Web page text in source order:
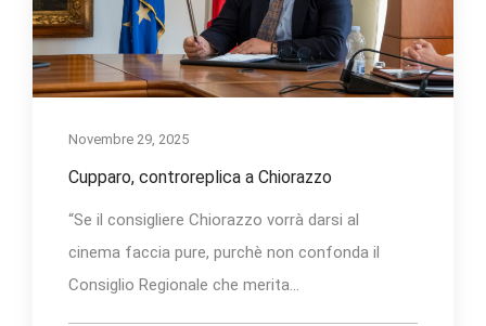
Novembre 29, 2025
Cupparo, controreplica a Chiorazzo
“Se il consigliere Chiorazzo vorrà darsi al
cinema faccia pure, purchè non confonda il
Consiglio Regionale che merita...